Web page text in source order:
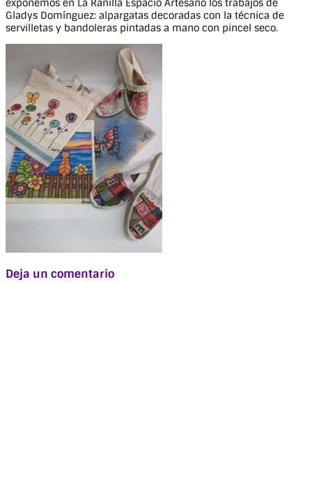
exponemos en La Ranilla Espacio Artesano los trabajos de
Gladys Domínguez: alpargatas decoradas con la técnica de
servilletas y bandoleras pintadas a mano con pincel seco.
Deja un comentario